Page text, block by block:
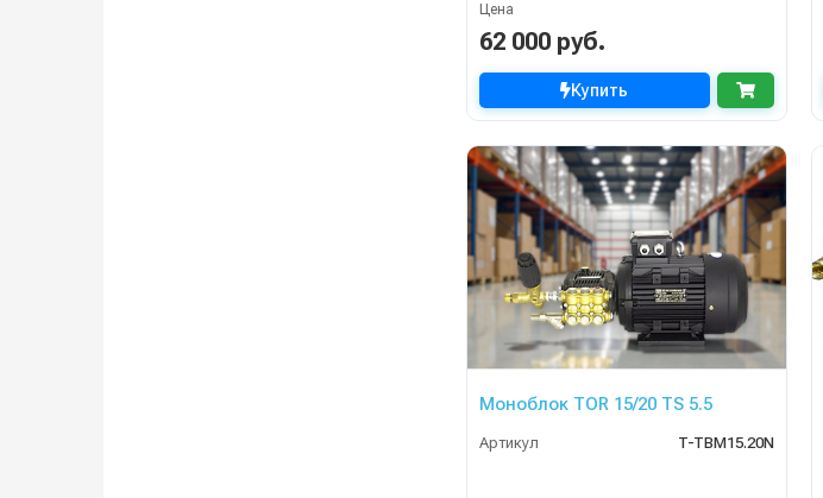
Цена
62 000 руб.
Купить
Моноблок TOR 15/20 TS 5.5
Артикул T-TBM15.20N